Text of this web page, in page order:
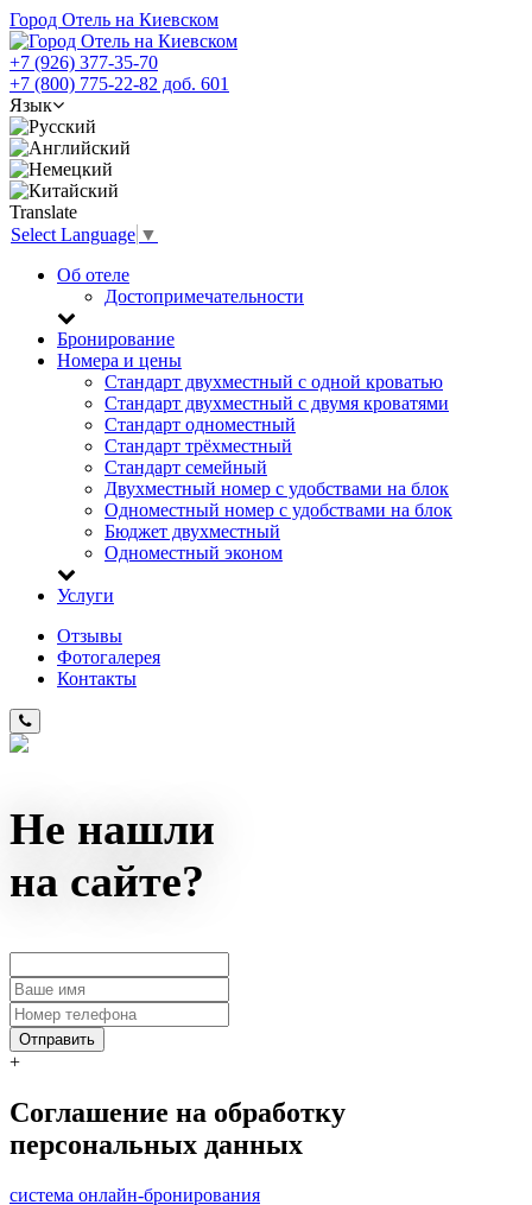
Город Отель на Киевском
+7 (926) 377-35-70
+7 (800) 775-22-82 доб. 601
Язык
Translate
Select Language ▼
Об отеле
Достопримечательности
Бронирование
Номера и цены
Стандарт двухместный с одной кроватью
Стандарт двухместный с двумя кроватями
Стандарт одноместный
Стандарт трёхместный
Стандарт семейный
Двухместный номер с удобствами на блок
Одноместный номер с удобствами на блок
Бюджет двухместный
Одноместный эконом
Услуги
Отзывы
Фотогалерея
Контакты
Не нашли
на сайте?
+
Соглашение на обработку
персональных данных
система онлайн-бронирования